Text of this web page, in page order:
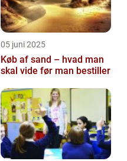
05 juni 2025
Køb af sand – hvad man
skal vide før man bestiller